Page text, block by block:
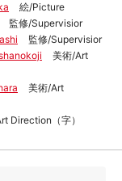
絵/Picture
監修/Supervisior
監修/Supervisior
美術/Art
美術/Art
Direction（字）